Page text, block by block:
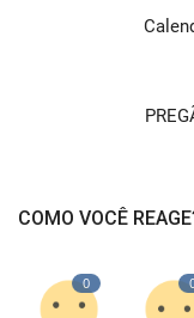
COMO VOCÊ
0